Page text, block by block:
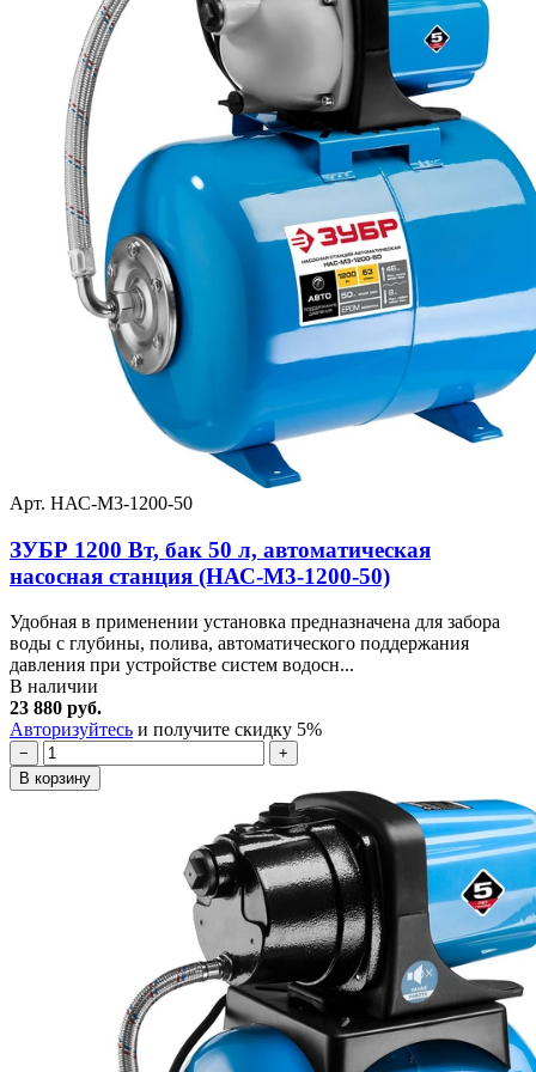
+
Винт M4x10 (UM01-000-012)
UM01-
000-012
103.05
+
Винт M8x43 H6 (цилиндр) #F
(UM01-000-085)
UM01-
000-085
104.04
+
Болт M8x15 #F (UM03-000-005)
UM03-
000-005
103.05
Шайба D8 (UM04-000-005)
000-005
103.05
Шайба-гровер D4 (UM04-001-
002)
UM04-
001-002
103.05
Гайка M8 (запорная) #F (UM05-
000-004)
UM05-
000-004
103.05
+
Арт. НАС-М3-1200-50
ЗУБР 1200 Вт, бак 50 л, автоматическая
насосная станция (НАС-М3-1200-50)
Удобная в применении установка предназначена для забора
воды с глубины, полива, автоматического поддержания
давления при устройстве систем водосн...
В наличии
23 880 руб.
Авторизуйтесь и получите скидку 5%
−
+
В корзину